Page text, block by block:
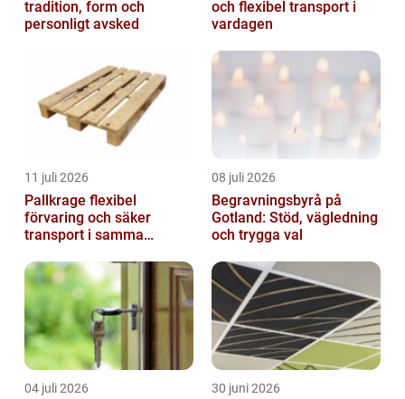
tradition, form och
personligt avsked
och flexibel transport i
vardagen
11 juli 2026
Pallkrage flexibel
förvaring och säker
transport i samma
08 juli 2026
Begravningsbyrå på
Gotland: Stöd, vägledning
och trygga val
04 juli 2026 30 juni 2026